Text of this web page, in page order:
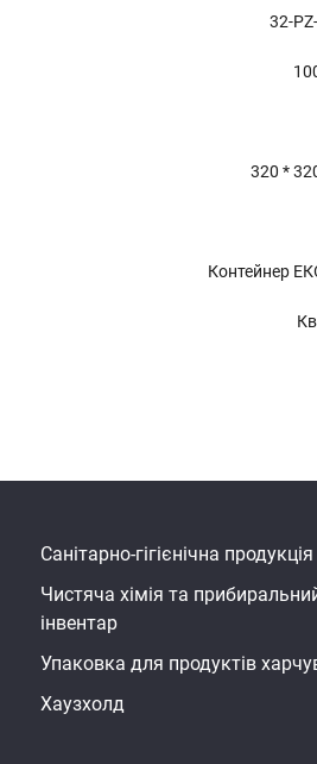
32-
320 *
Контейнер
Санітарно-гігієнічна продукція
Чистяча хімія та
інвентар
Упаковка для продуктів
Хаузхолд